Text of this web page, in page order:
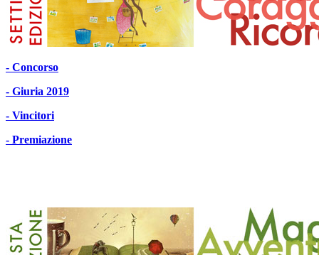
- Concorso
- Giuria 2019
- Vincitori
- Premiazione